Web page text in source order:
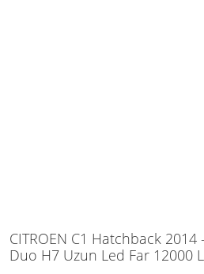
CITROEN C1 Hatchback
Duo H7 Uzun Led Far 12000